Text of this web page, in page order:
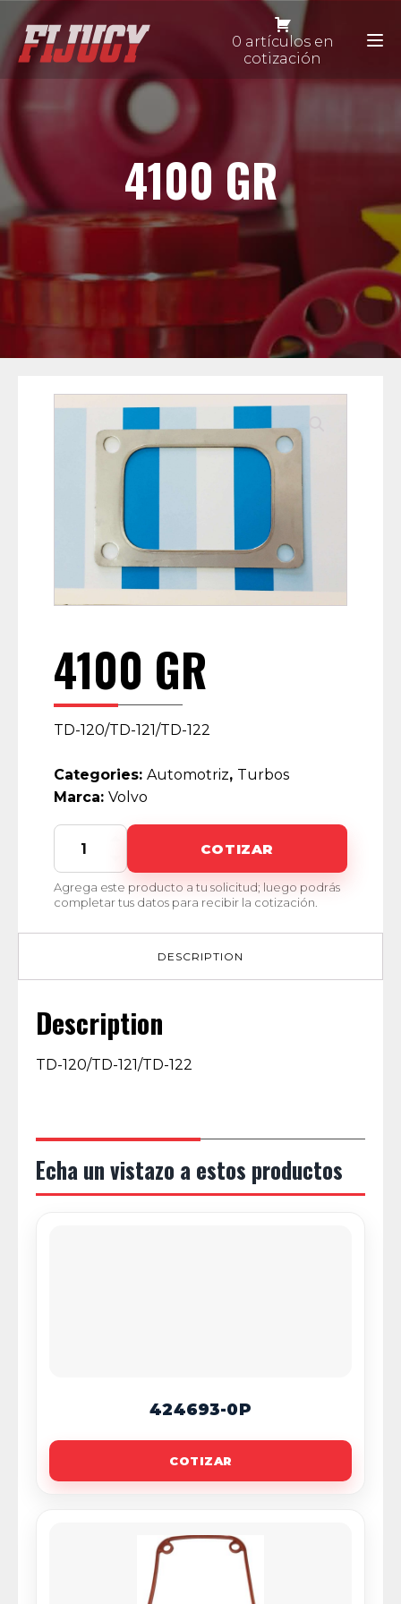
0 artículos en
cotización
4100 GR
4100 GR
TD-120/TD-121/TD-122
Categories: Automotriz, Turbos
Marca: Volvo
quantity
COTIZAR
Agrega este producto a tu solicitud; luego podrás
completar tus datos para recibir la cotización.
DESCRIPTION
Description
TD-120/TD-121/TD-122
Echa un vistazo a estos productos
424693-0P
COTIZAR